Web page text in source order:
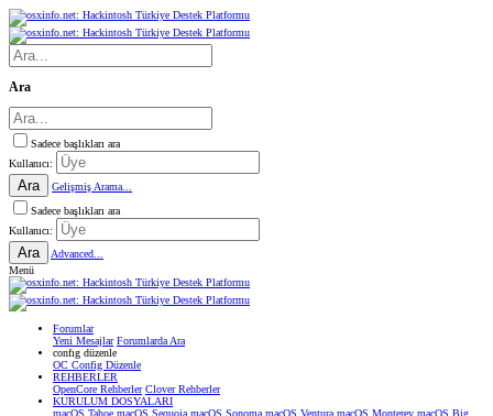
Ara
Sadece başlıkları ara
Kullanıcı:
Ara
Gelişmiş Arama...
Sadece başlıkları ara
Kullanıcı:
Ara
Advanced...
Menü
Forumlar
Yeni Mesajlar Forumlarda Ara
confıg düzenle
OC Config Düzenle
REHBERLER
OpenCore Rehberler Clover Rehberler
KURULUM DOSYALARI